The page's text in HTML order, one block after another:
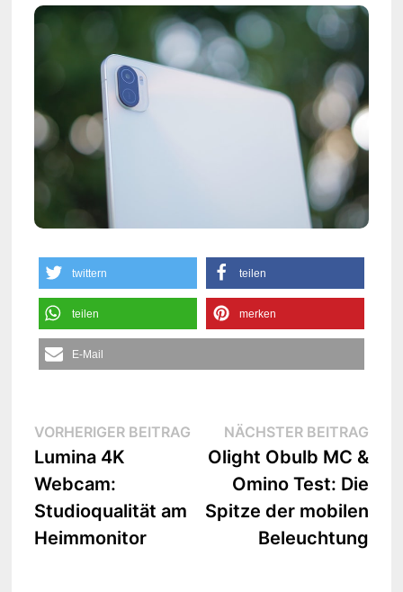
twittern teilen
teilen merken
E-Mail
Beitrags-
Navigation
VORHERIGER BEITRAGVorheriger
Beitrag:
Lumina 4K
Webcam:
Studioqualität am
Heimmonitor
NÄCHSTER BEITRAG
Olight Obulb MC &
Omino Test: Die
Spitze der mobilen
Beleuchtung